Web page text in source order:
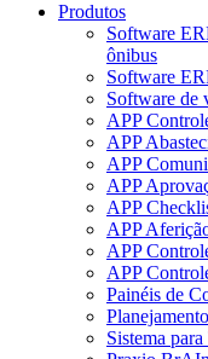
Produtos
Software
ônibus
Software
Software de
APP
APP
APP
APP
APP
APP
APP
APP
Painéis de
Sistema